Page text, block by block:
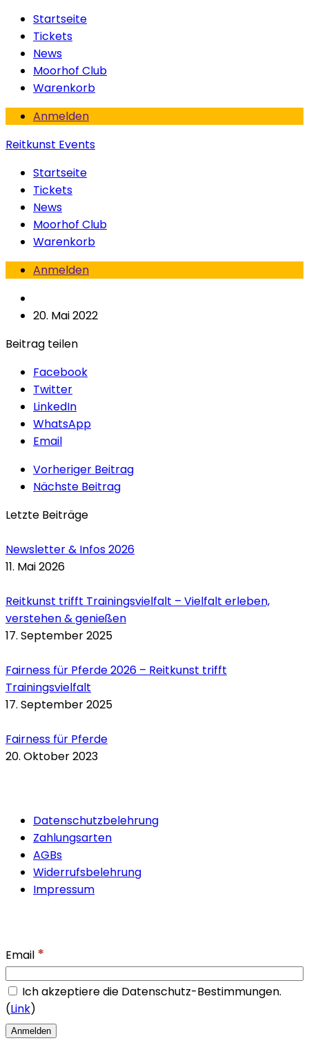
Startseite
Tickets
News
Moorhof Club
Warenkorb
Anmelden
Reitkunst Events
Startseite
Tickets
News
Moorhof Club
Warenkorb
Anmelden
20. Mai 2022
Beitrag teilen
Facebook
Twitter
LinkedIn
WhatsApp
Email
Vorheriger Beitrag
Nächste Beitrag
Letzte Beiträge
Newsletter & Infos 2026
11. Mai 2026
Reitkunst trifft Trainingsvielfalt – Vielfalt erleben,
verstehen & genießen
17. September 2025
Fairness für Pferde 2026 – Reitkunst trifft
Trainingsvielfalt
17. September 2025
Fairness für Pferde
20. Oktober 2023
Datenschutzbelehrung
Zahlungsarten
AGBs
Widerrufsbelehrung
Impressum
Email *
Ich akzeptiere die Datenschutz-Bestimmungen.
(Link)